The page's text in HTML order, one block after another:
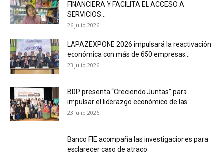
FINANCIERA Y FACILITA EL ACCESO A
SERVICIOS...
26 julio 2026
LAPAZEXPONE 2026 impulsará la reactivación
económica con más de 650 empresas...
23 julio 2026
BDP presenta “Creciendo Juntas” para
impulsar el liderazgo económico de las...
23 julio 2026
Banco FIE acompaña las investigaciones para
esclarecer caso de atraco